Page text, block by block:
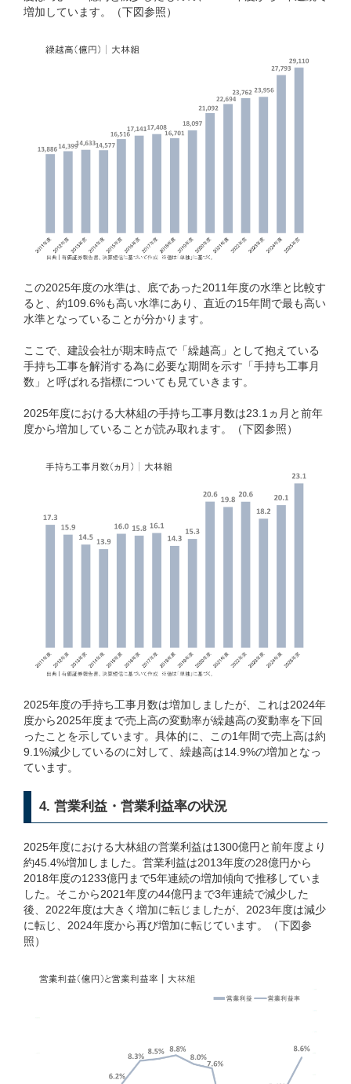
増加しています。（下図参照）
この2025年度の水準は、底であった2011年度の水準と比較す
ると、約109.6%も高い水準にあり、直近の15年間で最も高い
水準となっていることが分かります。
ここで、建設会社が期末時点で「繰越高」として抱えている
手持ち工事を解消する為に必要な期間を示す「手持ち工事月
数」と呼ばれる指標についても見ていきます。
2025年度における大林組の手持ち工事月数は23.1ヵ月と前年
度から増加していることが読み取れます。（下図参照）
2025年度の手持ち工事月数は増加しましたが、これは2024年
度から2025年度まで売上高の変動率が繰越高の変動率を下回
ったことを示しています。具体的に、この1年間で売上高は約
9.1%減少しているのに対して、繰越高は14.9%の増加となっ
ています。
4. 営業利益・営業利益率の状況
2025年度における大林組の営業利益は1300億円と前年度より
約45.4%増加しました。営業利益は2013年度の28億円から
2018年度の1233億円まで5年連続の増加傾向で推移していま
した。そこから2021年度の44億円まで3年連続で減少した
後、2022年度は大きく増加に転じましたが、2023年度は減少
に転じ、2024年度から再び増加に転じています。（下図参
照）